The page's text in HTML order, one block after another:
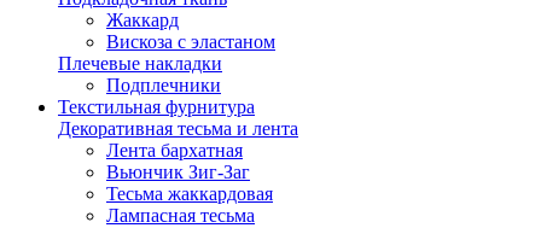
Жаккард
Вискоза с эластаном
Плечевые накладки
Подплечники
Текстильная фурнитура
Декоративная тесьма и лента
Лента бархатная
Вьюнчик Зиг-Заг
Тесьма жаккардовая
Лампасная тесьма